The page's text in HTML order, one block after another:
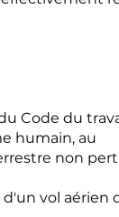
Code du
humain, au
non
vol aérien